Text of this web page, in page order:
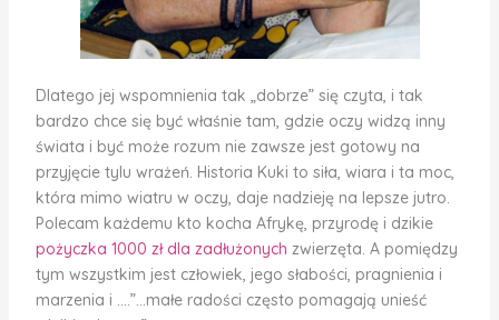
Dlatego jej wspomnienia tak „dobrze” się czyta, i tak
bardzo chce się być właśnie tam, gdzie oczy widzą inny
świata i być może rozum nie zawsze jest gotowy na
przyjęcie tylu wrażeń. Historia Kuki to siła, wiara i ta moc,
która mimo wiatru w oczy, daje nadzieję na lepsze jutro.
Polecam każdemu kto kocha Afrykę, przyrodę i dzikie
pożyczka 1000 zł dla zadłużonych zwierzęta. A pomiędzy
tym wszystkim jest człowiek, jego słabości, pragnienia i
marzenia i ….”…małe radości często pomagają unieść